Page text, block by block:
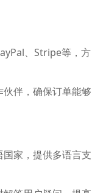
、Stripe等，方
伴，确保订单能够
家，提供多语言支